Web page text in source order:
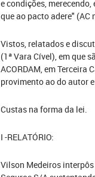
e condições,
que ao pacto adere" (AC
Vistos, relatados e
(1ª Vara Cível), em que
ACORDAM, em Terceira
provimento ao do autor
Custas na forma da lei.
I -RELATÓRIO:
Vilson Medeiros